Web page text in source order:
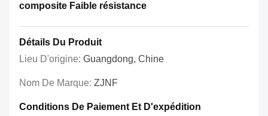
composite Faible résistance
Détails Du Produit
Lieu D'origine: Guangdong, Chine
Nom De Marque: ZJNF
Conditions De Paiement Et D'expédition